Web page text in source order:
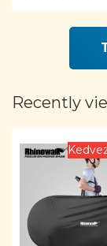
Recently